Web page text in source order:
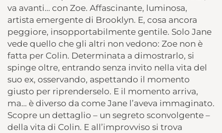
va avanti… con Zoe. Affascinante, luminosa,
artista emergente di Brooklyn. E, cosa ancora
peggiore, insopportabilmente gentile. Solo Jane
vede quello che gli altri non vedono: Zoe non è
fatta per Colin. Determinata a dimostrarlo, si
spinge oltre, entrando senza invito nella vita del
suo ex, osservando, aspettando il momento
giusto per riprenderselo. E il momento arriva,
ma… è diverso da come Jane l’aveva immaginato.
Scopre un dettaglio – un segreto sconvolgente –
della vita di Colin. E all’improvviso si trova